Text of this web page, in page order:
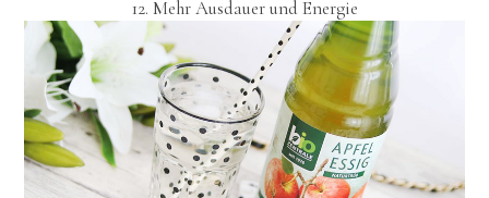
12. Mehr Ausdauer und Energie